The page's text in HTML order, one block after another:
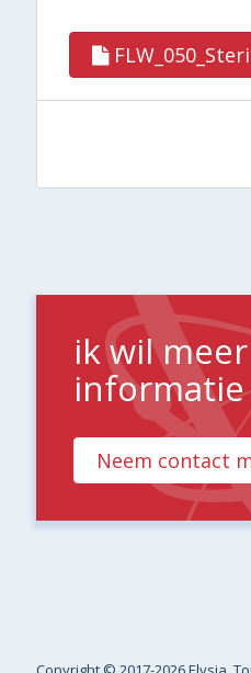
ik wil meer
informatie
Neem contact